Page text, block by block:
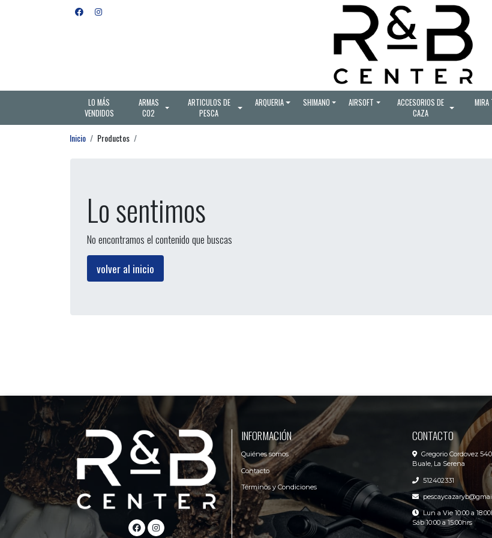
LO MÁS
VENDIDOS
ARMAS
CO2
ARTICULOS DE
PESCA
ARQUERIA SHIMANO AIRSOFT
ACCESORIOS DE
CAZA
MIRA
Inicio Productos
Lo sentimos
No encontramos el contenido que buscas
volver al inicio
INFORMACIÓN
Quiénes somos
Contacto
Términos y Condiciones
CONTACTO
Gregorio Cordovez
Buale, La Serena
512402331
Lun a Vie 10:00 a
Sáb 10:00 a 15:00hrs